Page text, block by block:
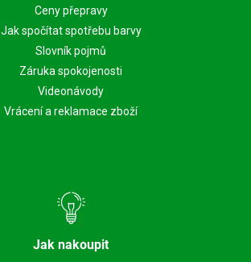
Ceny přepravy
Jak spočítat spotřebu barvy
Slovník pojmů
Záruka spokojenosti
Videonávody
Vrácení a reklamace zboží
Jak nakoupit